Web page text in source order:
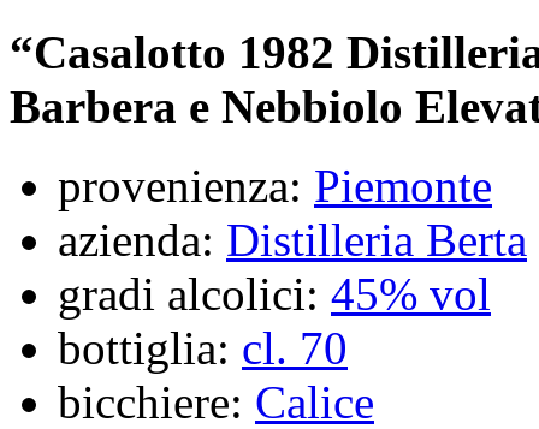
“Casalotto 1982
Barbera e Nebbiolo
provenienza: Piemonte
azienda: Distilleria Berta
gradi alcolici: 45% vol
bottiglia: cl. 70
bicchiere: Calice